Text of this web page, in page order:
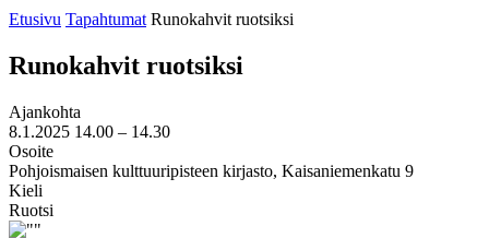
Etusivu Tapahtumat Runokahvit ruotsiksi
Runokahvit ruotsiksi
Ajankohta
8.1.2025 14.00 – 14.30
Osoite
Pohjoismaisen kulttuuripisteen kirjasto, Kaisaniemenkatu 9
Kieli
Ruotsi